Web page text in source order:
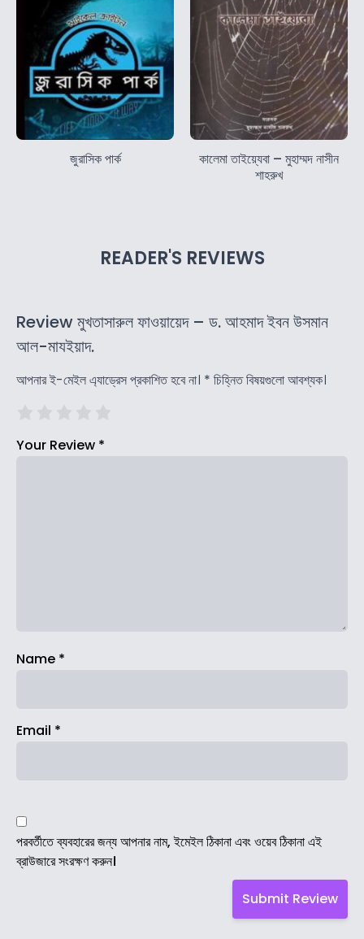
জুরাসিক পার্ক
কালেমা তাইয়্যেবা – মুহাম্মদ নাসীন
শাহরুখ
READER'S REVIEWS
Review মুখতাসারুল ফাওয়ায়েদ – ড. আহমাদ ইবন উসমান
আল-মাযইয়াদ.
আপনার ই-মেইল এ্যাড্রেস প্রকাশিত হবে না। * চিহ্নিত বিষয়গুলো আবশ্যক।
Your Review *
Name *
Email *
পরবর্তীতে ব্যবহারের জন্য আপনার নাম, ইমেইল ঠিকানা এবং ওয়েব ঠিকানা এই
ব্রাউজারে সংরক্ষণ করুন।